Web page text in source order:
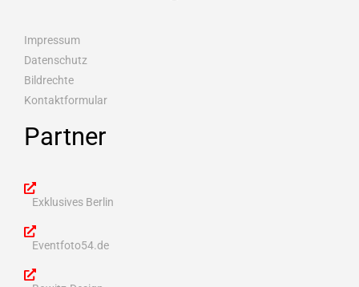
Impressum
Datenschutz
Bildrechte
Kontaktformular
Partner
Exklusives Berlin
Eventfoto54.de